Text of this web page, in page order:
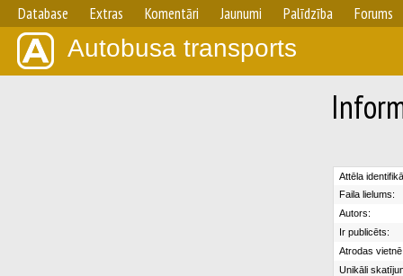
Database Extras Komentāri Jaunumi Palīdzība Forums
Autobusa transports
Attēla
Faila lielums:
Autors:
Ir publicēts:
Atrodas
Unikāli